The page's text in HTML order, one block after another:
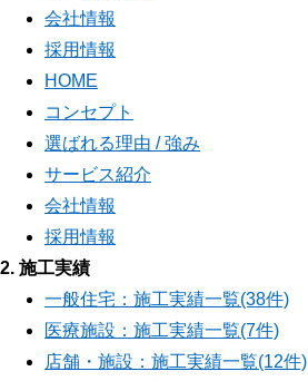
会社情報
採用情報
HOME
コンセプト
選ばれる理由 / 強み
サービス紹介
会社情報
採用情報
2. 施工実績
一般住宅：施工実績一覧(38件)
医療施設：施工実績一覧(7件)
店舗・施設：施工実績一覧(12件)